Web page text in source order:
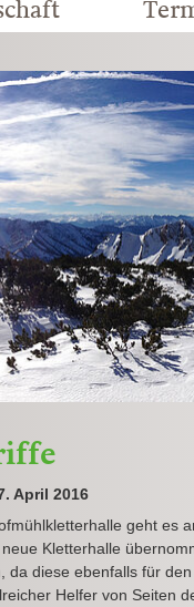
April 2016
geht es
Kletterhalle
diese ebenfalls für
Helfer von Seiten